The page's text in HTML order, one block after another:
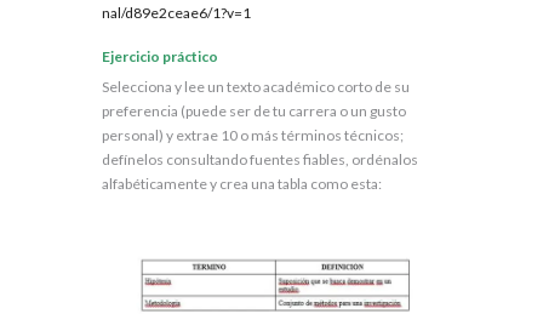
nal/d89e2ceae6/1?v=1
Ejercicio práctico
Selecciona y lee un texto académico corto de su
preferencia (puede ser de tu carrera o un gusto
personal) y extrae 10 o más términos técnicos;
defínelos consultando fuentes fiables, ordénalos
alfabéticamente y crea una tabla como esta: